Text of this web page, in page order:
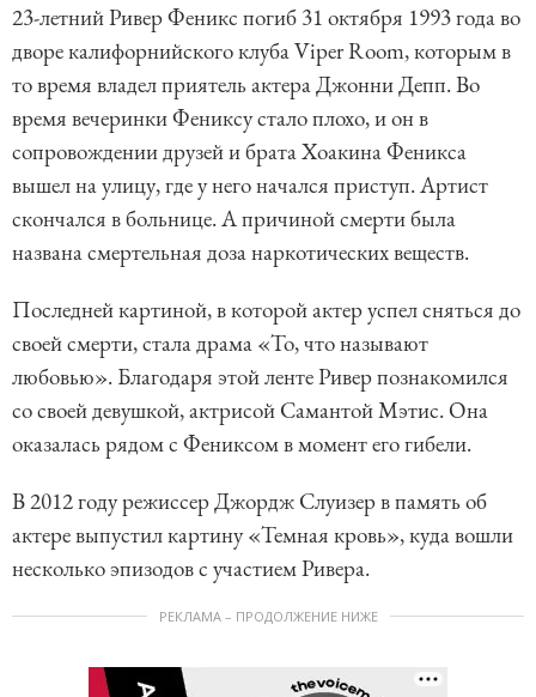
23-летний Ривер Феникс погиб 31 октября 1993 года во
дворе калифорнийского клуба Viper Room, которым в
то время владел приятель актера Джонни Депп. Во
время вечеринки Фениксу стало плохо, и он в
сопровождении друзей и брата Хоакина Феникса
вышел на улицу, где у него начался приступ. Артист
скончался в больнице. А причиной смерти была
названа смертельная доза наркотических веществ.
Последней картиной, в которой актер успел сняться до
своей смерти, стала драма «То, что называют
любовью». Благодаря этой ленте Ривер познакомился
со своей девушкой, актрисой Самантой Мэтис. Она
оказалась рядом с Фениксом в момент его гибели.
В 2012 году режиссер Джордж Слуизер в память об
актере выпустил картину «Темная кровь», куда вошли
несколько эпизодов с участием Ривера.
РЕКЛАМА – ПРОДОЛЖЕНИЕ НИЖЕ